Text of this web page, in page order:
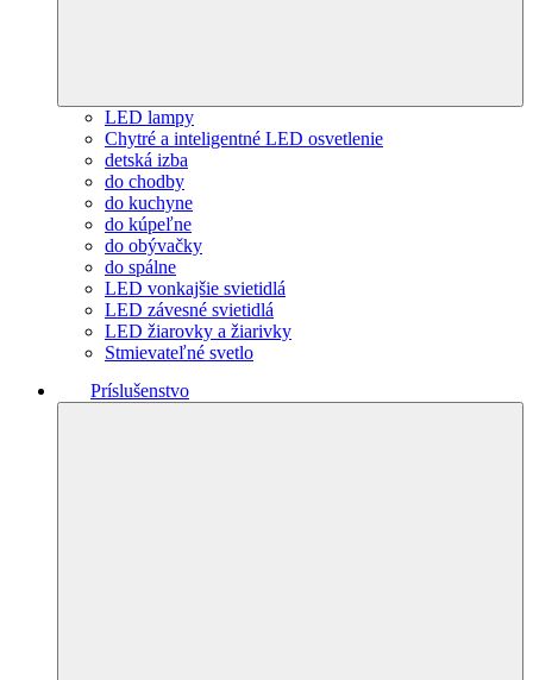
LED lampy
Chytré a inteligentné LED osvetlenie
detská izba
do chodby
do kuchyne
do kúpeľne
do obývačky
do spálne
LED vonkajšie svietidlá
LED závesné svietidlá
LED žiarovky a žiarivky
Stmievateľné svetlo
Príslušenstvo